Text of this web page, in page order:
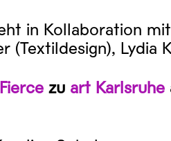
in Kollaboration
(Textildesign), Lydia
zu art Karlsruhe